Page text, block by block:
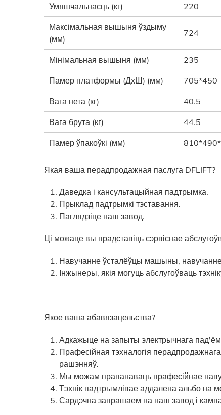
Умяшчальнасць (кг) 220
Максімальная вышыня ўздыму
(мм)
724
Мінімальная вышыня (мм) 235
Памер платформы (ДхШ) (мм) 705*450
Вага нета (кг) 40.5
Вага брута (кг) 44.5
Памер ўпакоўкі (мм)
Якая ваша перадпродажная паслуга DFLIFT?
Даведка і кансультацыйная падтрымка.
Прыклад падтрымкі тэставання.
Паглядзіце наш завод.
Ці можаце вы прадставіць сэрвіснае
Навучанне ўсталёўцы машыны,
Інжынеры, якія могуць абслугоўваць
Якое ваша абавязацельства?
Адкажыце на запыты электрычнага
Прафесійная тэхналогія
рашэнняў.
Мы можам прапанаваць прафесійнае
Тэхнік падтрымлівае аддалена альбо на
Сардэчна запрашаем на наш завод і